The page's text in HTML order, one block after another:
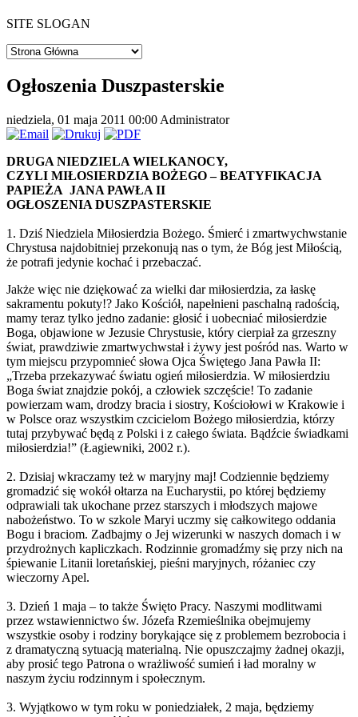
SITE SLOGAN
Ogłoszenia Duszpasterskie
niedziela, 01 maja 2011 00:00 Administrator
DRUGA NIEDZIELA WIELKANOCY,
CZYLI MIŁOSIERDZIA BOŻEGO – BEATYFIKACJA
PAPIEŻA JANA PAWŁA II
OGŁOSZENIA DUSZPASTERSKIE
1. Dziś Niedziela Miłosierdzia Bożego. Śmierć i zmartwychwstanie
Chrystusa najdobitniej przekonują nas o tym, że Bóg jest Miłością,
że potrafi jedynie kochać i przebaczać.
Jakże więc nie dziękować za wielki dar miłosierdzia, za łaskę
sakramentu pokuty!? Jako Kościół, napełnieni paschalną radością,
mamy teraz tylko jedno zadanie: głosić i uobecniać miłosierdzie
Boga, objawione w Jezusie Chrystusie, który cierpiał za grzeszny
świat, prawdziwie zmartwychwstał i żywy jest pośród nas. Warto w
tym miejscu przypomnieć słowa Ojca Świętego Jana Pawła II:
„Trzeba przekazywać światu ogień miłosierdzia. W miłosierdziu
Boga świat znajdzie pokój, a człowiek szczęście! To zadanie
powierzam wam, drodzy bracia i siostry, Kościołowi w Krakowie i
w Polsce oraz wszystkim czcicielom Bożego miłosierdzia, którzy
tutaj przybywać będą z Polski i z całego świata. Bądźcie świadkami
miłosierdzia!” (Łagiewniki, 2002 r.).
2. Dzisiaj wkraczamy też w maryjny maj! Codziennie będziemy
gromadzić się wokół ołtarza na Eucharystii, po której będziemy
odprawiali tak ukochane przez starszych i młodszych majowe
nabożeństwo. To w szkole Maryi uczmy się całkowitego oddania
Bogu i braciom. Zadbajmy o Jej wizerunki w naszych domach i w
przydrożnych kapliczkach. Rodzinnie gromadźmy się przy nich na
śpiewanie Litanii loretańskiej, pieśni maryjnych, różaniec czy
wieczorny Apel.
3. Dzień 1 maja – to także Święto Pracy. Naszymi modlitwami
przez wstawiennictwo św. Józefa Rzemieślnika obejmujemy
wszystkie osoby i rodziny borykające się z problemem bezrobocia i
z dramatyczną sytuacją materialną. Nie opuszczajmy żadnej okazji,
aby prosić tego Patrona o wrażliwość sumień i ład moralny w
naszym życiu rodzinnym i społecznym.
3. Wyjątkowo w tym roku w poniedziałek, 2 maja, będziemy